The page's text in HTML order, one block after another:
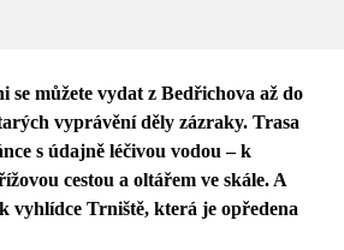
se můžete vydat z Bedřichova až do
vyprávění děly zázraky. Trasa
s údajně léčivou vodou – k
cestou a oltářem ve skále. A
vyhlídce Trniště, která je opředena